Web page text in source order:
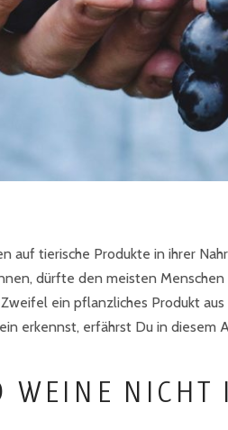
auf tierische Produkte in ihrer
dürfte den meisten
ein pflanzliches Produkt
erkennst, erfährst Du in diesem
WEINE NICHT